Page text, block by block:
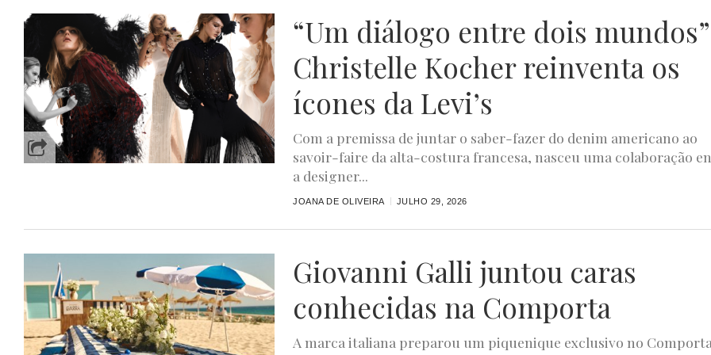
“Um diálogo entre dois
Christelle Kocher reinventa os
ícones da Levi’s
Com a premissa de juntar o saber-fazer do denim americano ao
savoir-faire da alta-costura francesa, nasceu uma colaboração
a designer...
JOANA DE OLIVEIRA JULHO 29, 2026
Giovanni Galli juntou caras
conhecidas na Comporta
A marca italiana preparou um piquenique exclusivo no Comporta